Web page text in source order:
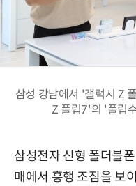
삼성 강남에서 '갤럭시 Z
Z 플립7'의 '플립
삼성전자 신형 폴더블
매에서 흥행 조짐을 보